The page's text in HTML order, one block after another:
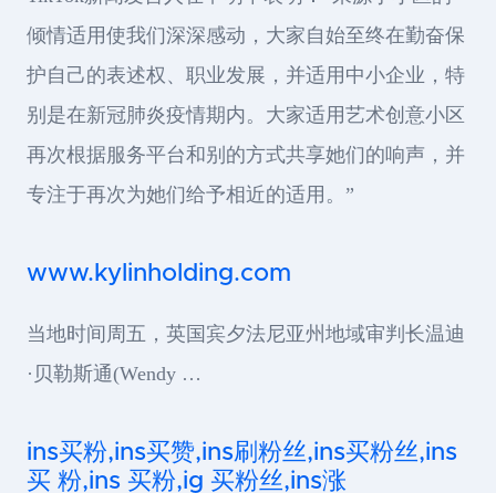
倾情适用使我们深深感动，大家自始至终在勤奋保
护自己的表述权、职业发展，并适用中小企业，特
别是在新冠肺炎疫情期内。大家适用艺术创意小区
再次根据服务平台和别的方式共享她们的响声，并
专注于再次为她们给予相近的适用。”
www.kylinholding.com
当地时间周五，英国宾夕法尼亚州地域审判长温迪
·贝勒斯通(Wendy …
ins买粉,ins买赞,ins刷粉丝,ins买粉丝,ins
买 粉,ins 买粉,ig 买粉丝,ins涨